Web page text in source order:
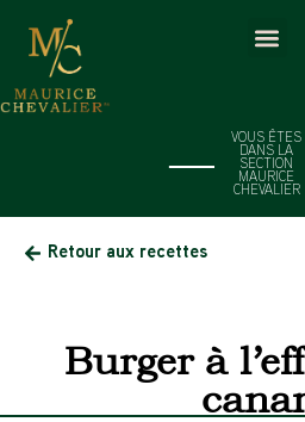
VOUS ÊTES
DANS LA
SECTION
MAURICE
CHEVALIER
Retour aux recettes
Burger à